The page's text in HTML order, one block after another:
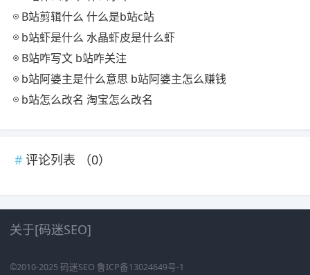
B站剪辑什么 什么是b站c站
b站虾是什么 水晶虾皮是什么虾
B站咋写文 b站咋关注
b站阿婆主是什么意思 b站阿婆主怎么赚钱
b站怎么改名 淘宝怎么改名
评论列表 （0）
关于[码迷SEO]
©2010-2025码迷SEO 鲁ICP备13024649号-1